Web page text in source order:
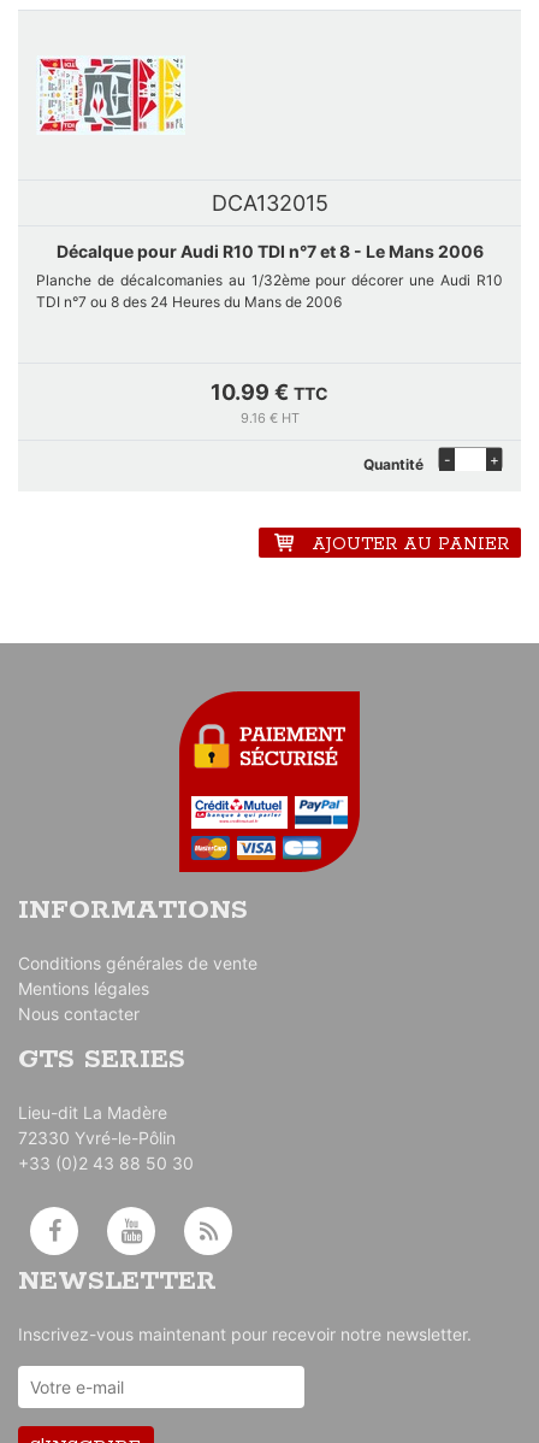
de stock, veuillez utiliser le formulaire de contact pour nous informer
DCA132015
Décalque pour Audi R10 TDI n°7 et 8 - Le Mans 2006
Planche de décalcomanies au 1/32ème pour décorer une Audi R10
TDI n°7 ou 8 des 24 Heures du Mans de 2006
10.99 € TTC
9.16 € HT
Quantité - +
AJOUTER AU PANIER
INFORMATIONS
Conditions générales de vente
Mentions légales
Nous contacter
GTS SERIES
Lieu-dit La Madère
72330 Yvré-le-Pôlin
+33 (0)2 43 88 50 30
NEWSLETTER
Inscrivez-vous maintenant pour recevoir notre newsletter.